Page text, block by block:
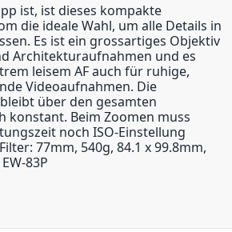
ist, ist dieses kompakte
die ideale Wahl, um alle Details in
Es ist ein grossartiges Objektiv
Architekturaufnahmen und es
leisem AF auch für ruhige,
Videoaufnahmen. Die
über den gesamten
konstant. Beim Zoomen muss
noch ISO-Einstellung
77mm, 540g, 84.1 x 99.8mm,
83P